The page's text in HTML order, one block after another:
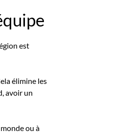
est
élimine les
avoir un
ou à